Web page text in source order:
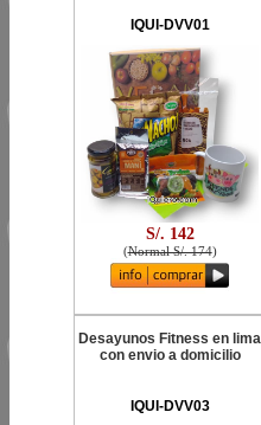
IQUI-DVV01
S/. 142
(Normal S/. 174)
Desayunos Fitness en lima
con envio a domicilio
IQUI-DVV03